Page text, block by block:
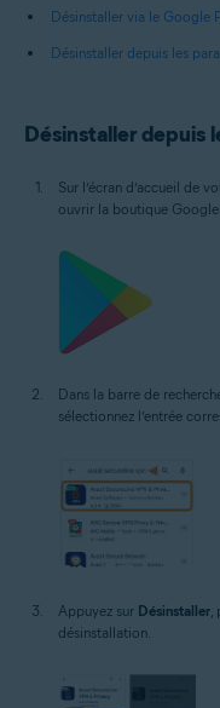
Désinstaller via le Google
Désinstaller depuis les
Désinstaller depuis
Sur l’écran d’accueil de
ouvrir la boutique
Dans la barre de
sélectionnez l’entrée
Appuyez sur Désinstaller,
désinstallation.